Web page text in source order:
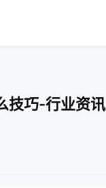
技巧-行业资讯